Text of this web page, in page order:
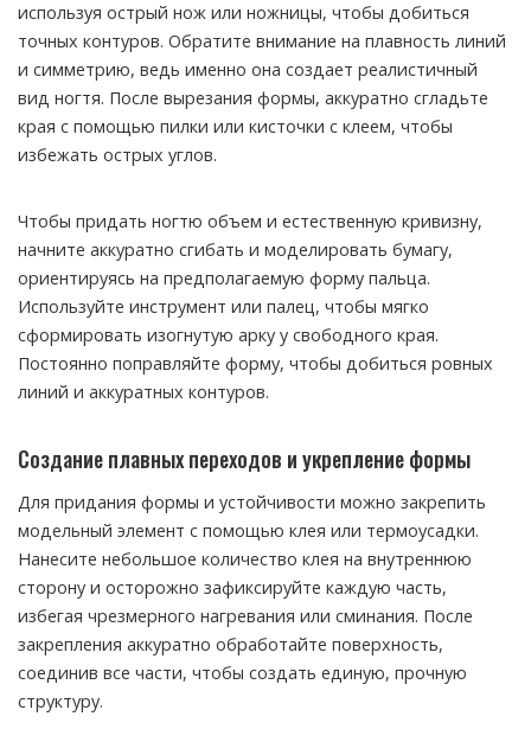
используя острый нож или ножницы, чтобы добиться
точных контуров. Обратите внимание на плавность линий
и симметрию, ведь именно она создает реалистичный
вид ногтя. После вырезания формы, аккуратно сгладьте
края с помощью пилки или кисточки с клеем, чтобы
избежать острых углов.
Чтобы придать ногтю объем и естественную кривизну,
начните аккуратно сгибать и моделировать бумагу,
ориентируясь на предполагаемую форму пальца.
Используйте инструмент или палец, чтобы мягко
сформировать изогнутую арку у свободного края.
Постоянно поправляйте форму, чтобы добиться ровных
линий и аккуратных контуров.
Создание плавных переходов и укрепление формы
Для придания формы и устойчивости можно закрепить
модельный элемент с помощью клея или термоусадки.
Нанесите небольшое количество клея на внутреннюю
сторону и осторожно зафиксируйте каждую часть,
избегая чрезмерного нагревания или сминания. После
закрепления аккуратно обработайте поверхность,
соединив все части, чтобы создать единую, прочную
структуру.